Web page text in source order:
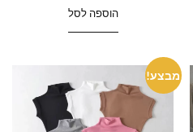
הוספה לסל
מבצע!